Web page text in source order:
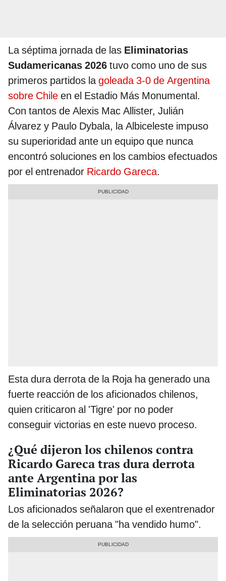
La séptima jornada de las Eliminatorias
Sudamericanas 2026 tuvo como uno de sus
primeros partidos lagoleada 3-0 de Argentina
sobre Chile en el Estadio Más Monumental.
Con tantos de Alexis Mac Allister, Julián
Álvarez y Paulo Dybala, la Albiceleste impuso
su superioridad ante un equipo que nunca
encontró soluciones en los cambios efectuados
por el entrenador Ricardo Gareca.
Esta dura derrota de la Roja ha generado una
fuerte reacción de los aficionados chilenos,
quien criticaron al 'Tigre' por no poder
conseguir victorias en este nuevo proceso.
¿Qué dijeron los chilenos contra
Ricardo Gareca tras dura derrota
ante Argentina por las
Eliminatorias 2026?
Los aficionados señalaron que el exentrenador
de la selección peruana "ha vendido humo".